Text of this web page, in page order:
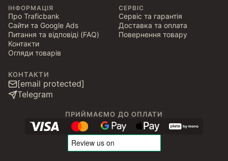
ІНФОРМАЦІЯ
Про Traficbank
Сайти та Google Ads
Питання та відповіді (FAQ)
Контакти
Огляди товарів
СЕРВІС
Сервіс та гарантія
Доставка та оплата
Повернення товару
КОНТАКТИ
[email protected]
Telegram
ПРИЙМАЄМО ДО ОПЛАТИ